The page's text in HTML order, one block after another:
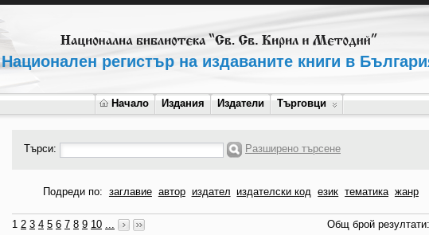
Национален регистър на издаваните книги в
Начало Издания Издатели Търговци
Търси: Разширено търсене
Подреди по: заглавие автор издател издателски код език тематика жанр
1 2 3 4 5 6 7 8 9 10 ... Общ брой